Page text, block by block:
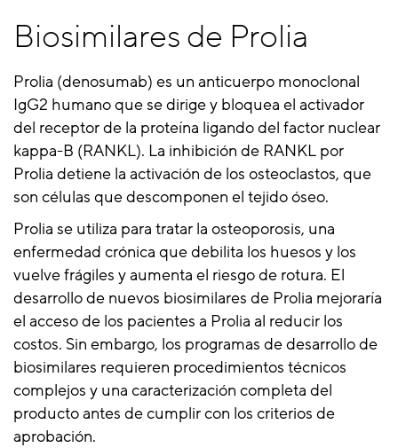
Biosimilares de Prolia
Prolia (denosumab) es un anticuerpo monoclonal
IgG2 humano que se dirige y bloquea el activador
del receptor de la proteína ligando del factor nuclear
kappa-B (RANKL). La inhibición de RANKL por
Prolia detiene la activación de los osteoclastos, que
son células que descomponen el tejido óseo.
Prolia se utiliza para tratar la osteoporosis, una
enfermedad crónica que debilita los huesos y los
vuelve frágiles y aumenta el riesgo de rotura. El
desarrollo de nuevos biosimilares de Prolia mejoraría
el acceso de los pacientes a Prolia al reducir los
costos. Sin embargo, los programas de desarrollo de
biosimilares requieren procedimientos técnicos
complejos y una caracterización completa del
producto antes de cumplir con los criterios de
aprobación.